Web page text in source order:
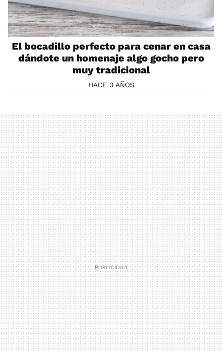
El bocadillo perfecto para cenar en casa
dándote un homenaje algo gocho pero
muy tradicional
HACE 3 AÑOS